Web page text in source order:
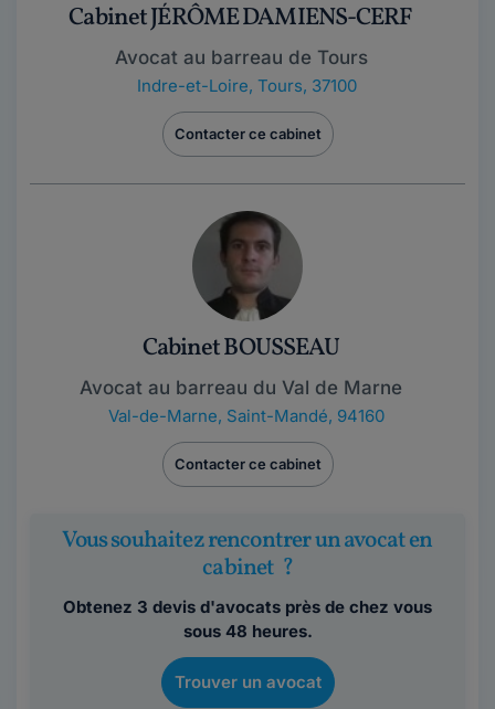
Cabinet JÉRÔME DAMIENS-CERF
Avocat au barreau de Tours
Indre-et-Loire, Tours, 37100
Contacter ce cabinet
Cabinet BOUSSEAU
Avocat au barreau du Val de Marne
Val-de-Marne, Saint-Mandé, 94160
Contacter ce cabinet
Vous souhaitez rencontrer un avocat en
cabinet ?
Obtenez 3 devis d'avocats près de chez vous
sous 48 heures.
Trouver un avocat